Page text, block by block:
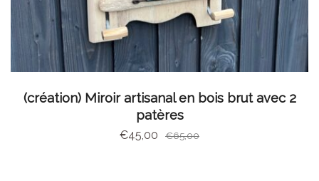
AJOUTER AU PANIER
(création) Miroir artisanal en bois brut avec 2
patères
€65,00
€45,00